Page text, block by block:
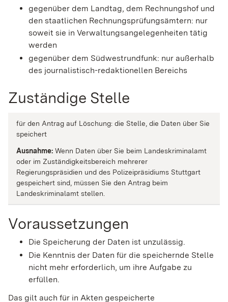
gegenüber dem Landtag, dem Rechnungshof und
den staatlichen Rechnungsprüfungsämtern: nur
soweit sie in Verwaltungsangelegenheiten tätig
werden
gegenüber dem Südwestrundfunk: nur außerhalb
des journalistisch-redaktionellen Bereichs
Zuständige Stelle
für den Antrag auf Löschung: die Stelle, die Daten über Sie
speichert
Ausnahme: Wenn Daten über Sie beim Landeskriminalamt
oder im Zuständigkeitsbereich mehrerer
Regierungspräsidien und des Polizeipräsidiums Stuttgart
gespeichert sind, müssen Sie den Antrag beim
Landeskriminalamt stellen.
Voraussetzungen
Die Speicherung der Daten ist unzulässig.
Die Kenntnis der Daten für die speichernde Stelle
nicht mehr erforderlich, um ihre Aufgabe zu
erfüllen.
Das gilt auch für in Akten gespeicherte